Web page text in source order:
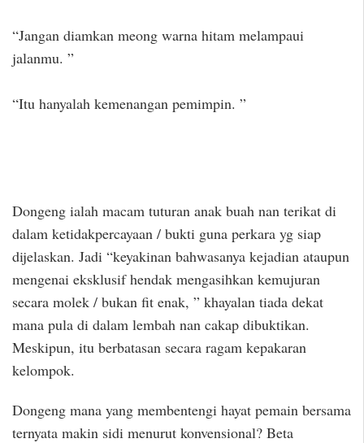
“Jangan diamkan meong warna hitam melampaui
jalanmu. ”
“Itu hanyalah kemenangan pemimpin. ”
Dongeng ialah macam tuturan anak buah nan terikat di
dalam ketidakpercayaan / bukti guna perkara yg siap
dijelaskan. Jadi “keyakinan bahwasanya kejadian ataupun
mengenai eksklusif hendak mengasihkan kemujuran
secara molek / bukan fit enak, ” khayalan tiada dekat
mana pula di dalam lembah nan cakap dibuktikan.
Meskipun, itu berbatasan secara ragam kepakaran
kelompok.
Dongeng mana yang membentengi hayat pemain bersama
ternyata makin sidi menurut konvensional? Beta